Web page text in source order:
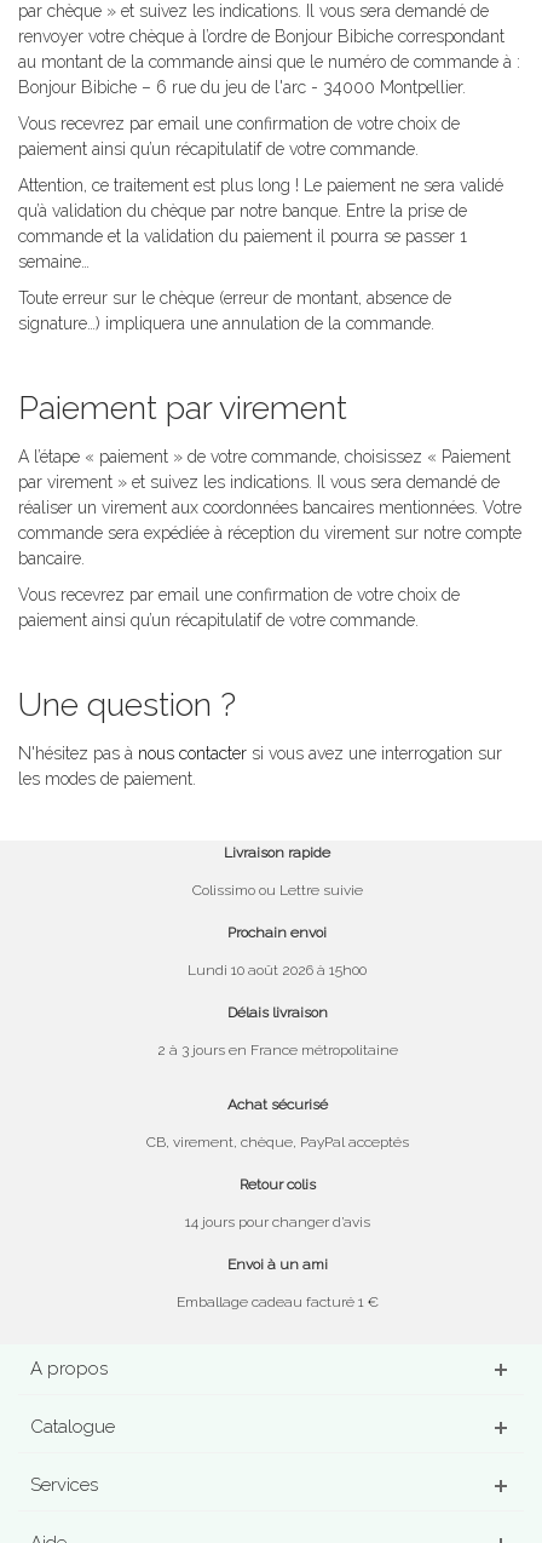
par chèque » et suivez les indications. Il vous sera demandé de
renvoyer votre chèque à l’ordre de Bonjour Bibiche correspondant
au montant de la commande ainsi que le numéro de commande à :
Bonjour Bibiche – 6 rue du jeu de l'arc - 34000 Montpellier.
Vous recevrez par email une confirmation de votre choix de
paiement ainsi qu’un récapitulatif de votre commande.
Attention, ce traitement est plus long ! Le paiement ne sera validé
qu’à validation du chèque par notre banque. Entre la prise de
commande et la validation du paiement il pourra se passer 1
semaine…
Toute erreur sur le chèque (erreur de montant, absence de
signature…) impliquera une annulation de la commande.
Paiement par virement
A l’étape « paiement » de votre commande, choisissez « Paiement
par virement » et suivez les indications. Il vous sera demandé de
réaliser un virement aux coordonnées bancaires mentionnées. Votre
commande sera expédiée à réception du virement sur notre compte
bancaire.
Vous recevrez par email une confirmation de votre choix de
paiement ainsi qu’un récapitulatif de votre commande.
Une question ?
N'hésitez pas à nous contacter si vous avez une interrogation sur
les modes de paiement.
Livraison rapide
Colissimo ou Lettre suivie
Prochain envoi
Lundi 10 août 2026 à 15h00
Délais livraison
2 à 3 jours en France métropolitaine
Achat sécurisé
CB, virement, chèque, PayPal acceptés
Retour colis
14 jours pour changer d’avis
Envoi à un ami
Emballage cadeau facturé 1 €
A propos
Catalogue
Services